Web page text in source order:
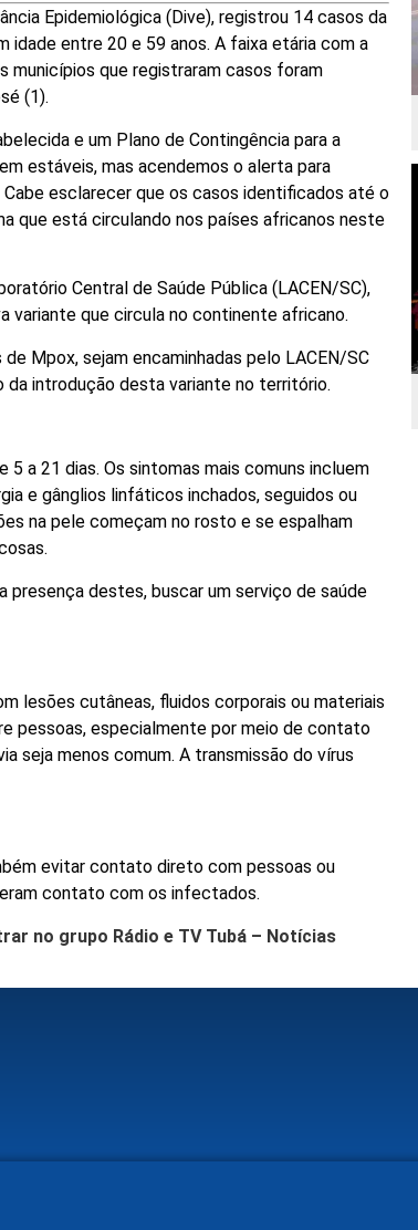
Epidemiológica (Dive), registrou 14 casos da
idade entre 20 e 59 anos. A faixa etária com a
municípios que registraram casos foram
(1).
e um Plano de Contingência para a
estáveis, mas acendemos o alerta para
esclarecer que os casos identificados até o
que está circulando nos países africanos neste
Central de Saúde Pública (LACEN/SC),
variante que circula no continente africano.
Mpox, sejam encaminhadas pelo LACEN/SC
introdução desta variante no território.
5 a 21 dias. Os sintomas mais comuns incluem
e gânglios linfáticos inchados, seguidos ou
na pele começam no rosto e se espalham
presença destes, buscar um serviço de saúde
lesões cutâneas, fluidos corporais ou materiais
pessoas, especialmente por meio de contato
seja menos comum. A transmissão do vírus
evitar contato direto com pessoas ou
contato com os infectados.
no grupo Rádio e TV Tubá – Notícias